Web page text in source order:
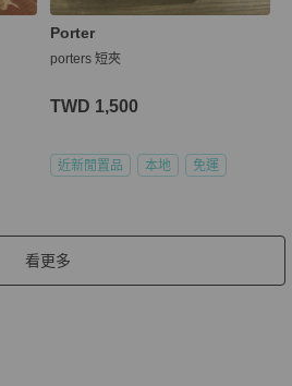
Porter
porters 短夾
TWD 1,500
近新閒置品 本地 免運
看更多